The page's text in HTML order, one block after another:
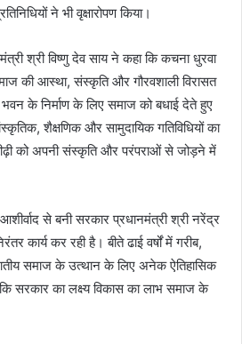
ने भी वृक्षारोपण किया।
श्री विष्णु देव साय ने कहा कि कचना धुरवा
की आस्था, संस्कृति और गौरवशाली विरासत
भवन के निर्माण के लिए समाज को बधाई देते हुए
शैक्षणिक और सामुदायिक गतिविधियों का
को अपनी संस्कृति और परंपराओं से जोड़ने में
से बनी सरकार प्रधानमंत्री श्री नरेंद्र
कार्य कर रही है। बीते ढाई वर्षों में गरीब,
समाज के उत्थान के लिए अनेक ऐतिहासिक
सरकार का लक्ष्य विकास का लाभ समाज के